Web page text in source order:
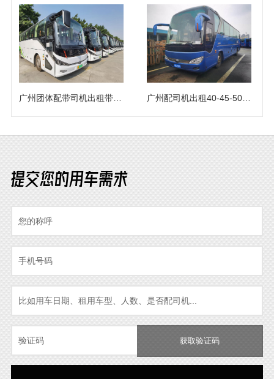
广州团体配带司机出租带证40-45-48人座大巴客车包车
提交您的用车需求
获取验证码